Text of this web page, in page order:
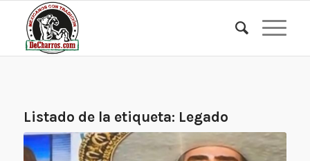
Listado de la etiqueta: Legado